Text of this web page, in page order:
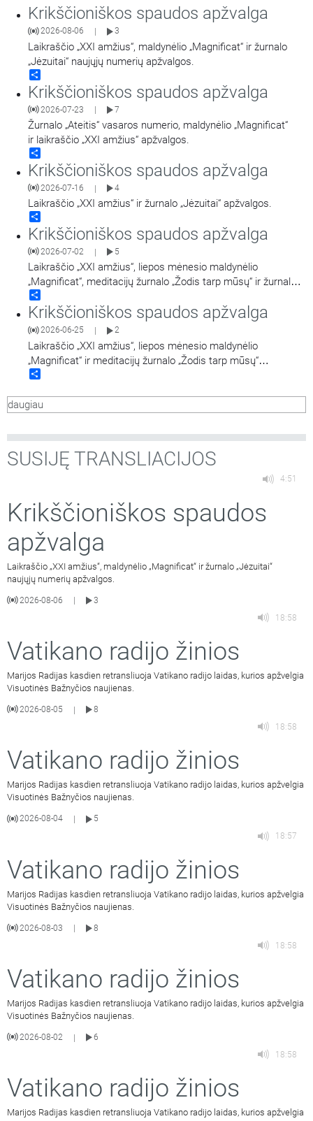
Krikščioniškos spaudos apžvalga
2026-08-06 3
Laikraščio „XXI amžius“, maldynėlio „Magnificat“ ir žurnalo
„Jėzuitai“ naujųjų numerių apžvalgos.
Krikščioniškos spaudos apžvalga
2026-07-23 7
Žurnalo „Ateitis“ vasaros numerio, maldynėlio „Magnificat“
ir laikraščio „XXI amžius“ apžvalgos.
Krikščioniškos spaudos apžvalga
2026-07-16 | 4
Laikraščio „XXI amžius“ ir žurnalo „Jėzuitai“ apžvalgos.
Krikščioniškos spaudos apžvalga
2026-07-02 | 5
Laikraščio „XXI amžius“, liepos mėnesio maldynėlio
„Magnificat“, meditacijų žurnalo „Žodis tarp mūsų“ ir žurnalo
„Jėzuitai“ apžvalgos.
Krikščioniškos spaudos apžvalga
2026-06-25 2
Laikraščio „XXI amžius“, liepos mėnesio maldynėlio
„Magnificat“ ir meditacijų žurnalo „Žodis tarp mūsų“
apžvalgos.
daugiau
SUSIJĘ TRANSLIACIJOS
4:51
Krikščioniškos spaudos
apžvalga
Laikraščio „XXI amžius“, maldynėlio „Magnificat“ ir žurnalo „Jėzuitai“
naujųjų numerių apžvalgos.
2026-08-06
3
18:58
Vatikano radijo žinios
Marijos Radijas kasdien retransliuoja Vatikano radijo laidas, kurios apžvelgia
Visuotinės Bažnyčios naujienas.
2026-08-05 |
8
18:58
Vatikano radijo žinios
Marijos Radijas kasdien retransliuoja Vatikano radijo laidas, kurios apžvelgia
Visuotinės Bažnyčios naujienas.
2026-08-04
5
18:57
Vatikano radijo žinios
Marijos Radijas kasdien retransliuoja Vatikano radijo laidas, kurios apžvelgia
Visuotinės Bažnyčios naujienas.
2026-08-03
8
18:58
Vatikano radijo žinios
Marijos Radijas kasdien retransliuoja Vatikano radijo laidas, kurios apžvelgia
Visuotinės Bažnyčios naujienas.
2026-08-02 |
6
18:58
Vatikano radijo žinios
Marijos Radijas kasdien retransliuoja Vatikano radijo laidas, kurios apžvelgia